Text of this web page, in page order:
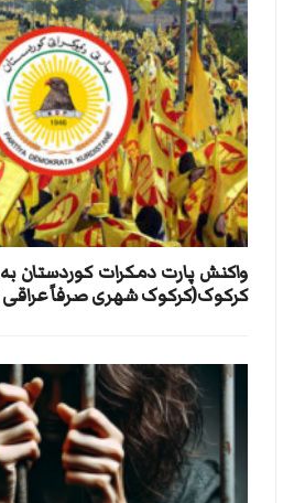
واکنش پارت دمکرات کوردستان به
کرکوک(کرکوک شهری صرفاً